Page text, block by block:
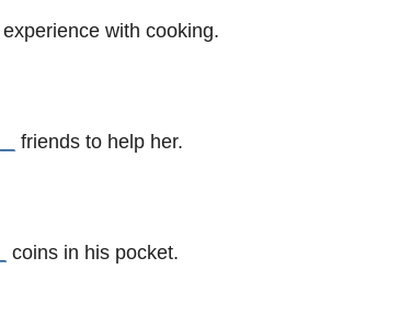
experience with cooking.
friends to help her.
coins in his pocket.